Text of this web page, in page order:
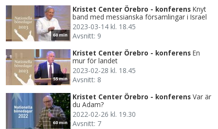
60 min
Kristet Center Örebro - konferens Knyt
band med messianska församlingar i Israel
2023-03-14 kl. 18.45
Avsnitt: 9
55 min
Kristet Center Örebro - konferens En
mur för landet
2023-02-28 kl. 18.45
Avsnitt: 8
60 min
Kristet Center Örebro - konferens Var är
du Adam?
2022-02-26 kl. 19.30
Avsnitt: 7